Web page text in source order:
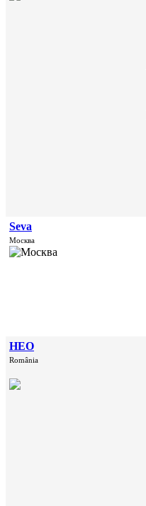
Seva
Москва
НЕО
România